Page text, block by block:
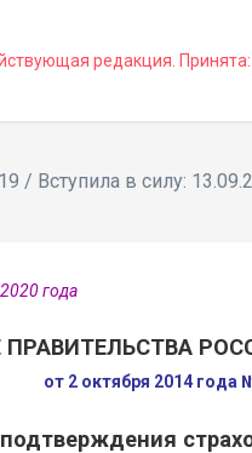
редакция.
/ Вступила в силу:
года
ПРАВИТЕЛЬСТВА
от 2 октября 2014 года